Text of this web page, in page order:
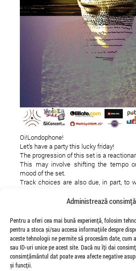
Administrează
Pentru a oferi cea mai bună experiență, folosim
pentru a stoca și/sau accesa informațiile despre
aceste tehnologii ne permite să procesăm date,
sau ID-uri unice pe acest site. Dacă nu îți dai
consimțământul dat poate avea afecte negative
și funcții.
Oi!Londophone!
Let’s have a party this lucky friday!
The progression of this set is a
This may involve shifting the tempo
mood of the set.
Track choices are also due, in part, to
In this way the resulting mix is brought
relationship between me and the audience.
Because the clock will never rewind and
ain’t creating the weather,come enjoy
Peace and love all over the place.
Free entrance!